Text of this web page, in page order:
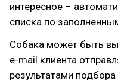
интересное –
списка по
Собака может быть
e-mail клиента
результатами